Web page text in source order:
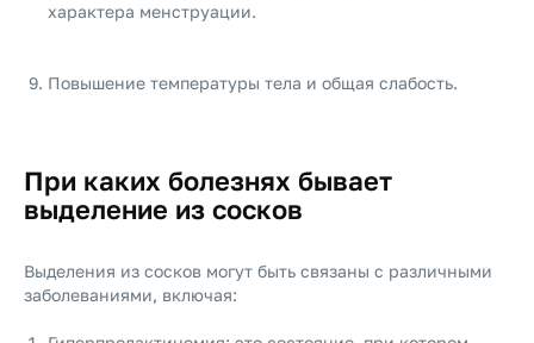
характера менструации.
Повышение температуры тела и общая слабость.
При каких болезнях бывает
выделение из сосков
Выделения из сосков могут быть связаны с различными
заболеваниями, включая: